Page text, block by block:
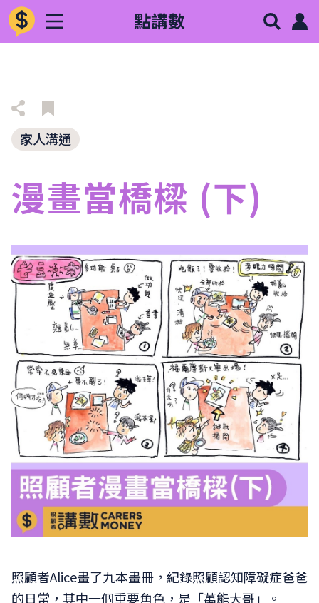
點講數
家人溝通
漫畫當橋樑 (下)
照顧者Alice畫了九本畫冊，紀錄照顧認知障礙症爸爸
的日常，其中一個重要角色，是「萬能大哥」。